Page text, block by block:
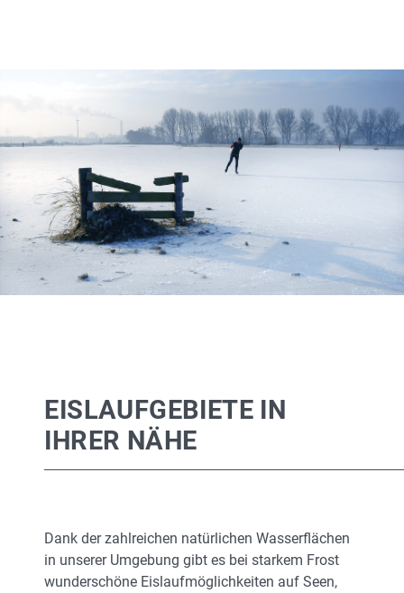
EISLAUFGEBIETE IN
IHRER NÄHE
Dank der zahlreichen natürlichen Wasserflächen
in unserer Umgebung gibt es bei starkem Frost
wunderschöne Eislaufmöglichkeiten auf Seen,